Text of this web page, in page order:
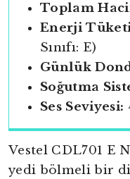
Toplam
Enerji
Sınıfı: E)
Günlük
Soğutma
Ses Seviyesi:
Vestel CDL701 E
yedi bölmeli bir